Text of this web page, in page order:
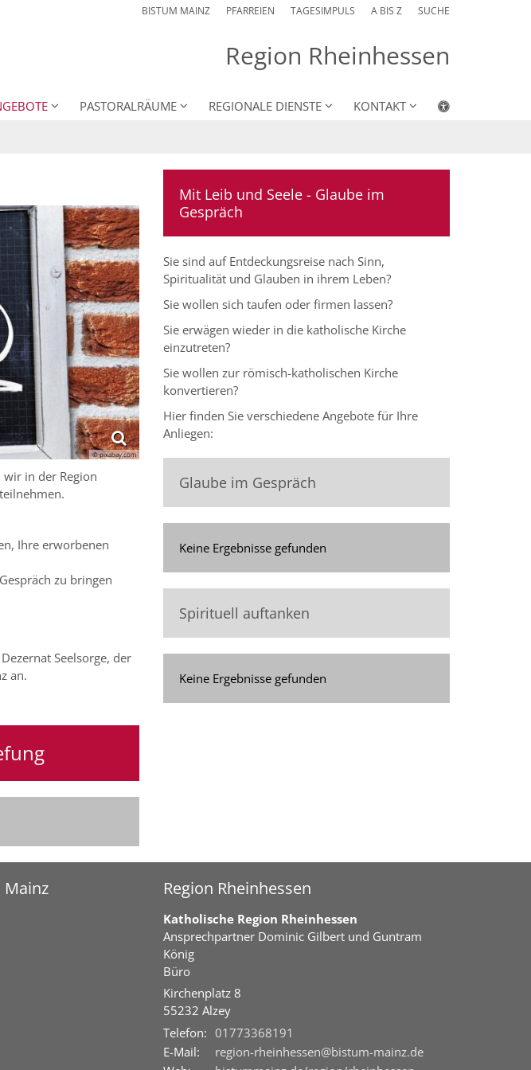
BISTUM MAINZ PFARREIEN TAGESIMPULS A BIS Z SUCHE
Region Rheinhessen
PASTORALRÄUME REGIONALE DIENSTE KONTAKT
© pixabay.com
in der Region
Ihre erworbenen
zu bringen
Seelsorge, der
an.
Mit Leib und Seele - Glaube im
Gespräch
Sie sind auf Entdeckungsreise nach Sinn,
Spiritualität und Glauben in ihrem Leben?
Sie wollen sich taufen oder firmen lassen?
Sie erwägen wieder in die katholische Kirche
einzutreten?
Sie wollen zur römisch-katholischen Kirche
konvertieren?
Hier finden Sie verschiedene Angebote für Ihre
Anliegen:
Glaube im Gespräch
Keine Ergebnisse gefunden
Spirituell auftanken
Keine Ergebnisse gefunden
Mainz Region Rheinhessen
Katholische Region Rheinhessen
Ansprechpartner Dominic Gilbert und Guntram
König
Büro
Kirchenplatz 8
55232 Alzey
Telefon: 01773368191
E-Mail:
region-rheinhessen@bistum-mainz.de